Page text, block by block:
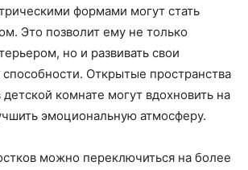
формами могут стать
Это позволит ему не только
но и развивать свои
Открытые пространства
детской комнате могут вдохновить на
эмоциональную атмосферу.
можно переключиться на более